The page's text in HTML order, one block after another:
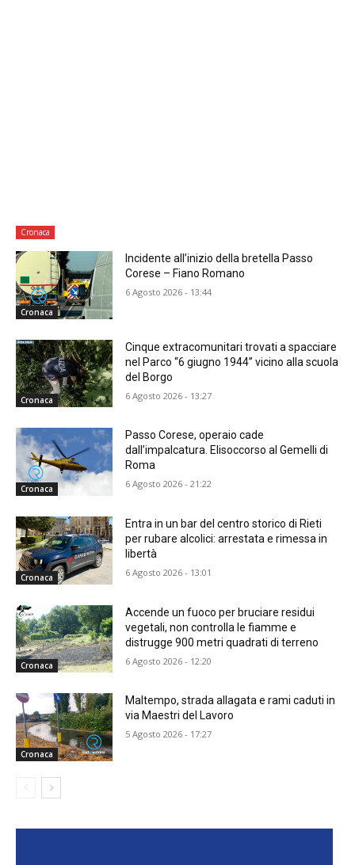
Cronaca
Cronaca
Incidente all’inizio della bretella Passo
Corese – Fiano Romano
6 Agosto 2026 - 13:44
Cronaca
Cinque extracomunitari trovati a spacciare
nel Parco “6 giugno 1944” vicino alla scuola
del Borgo
6 Agosto 2026 - 13:27
Cronaca
Passo Corese, operaio cade
dall’impalcatura. Elisoccorso al Gemelli di
Roma
6 Agosto 2026 - 21:22
Cronaca
Entra in un bar del centro storico di Rieti
per rubare alcolici: arrestata e rimessa in
libertà
6 Agosto 2026 - 13:01
Cronaca
Accende un fuoco per bruciare residui
vegetali, non controlla le fiamme e
distrugge 900 metri quadrati di terreno
6 Agosto 2026 - 12:20
Cronaca
Maltempo, strada allagata e rami caduti in
via Maestri del Lavoro
5 Agosto 2026 - 17:27